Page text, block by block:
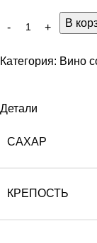
В
Категория: Вино
Детали
САХАР
КРЕПОСТЬ